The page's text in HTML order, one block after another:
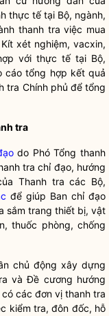
thực tế tại Bộ, ngành,
thanh tra việc mua
xét nghiệm, vacxin,
với thực tế tại Bộ,
cáo tổng hợp kết quả
tra Chính phủ để tổng
tra
do Phó Tổng thanh
trachỉ đạo, hướng
Thanh tra các Bộ,
để giúp Ban chỉ đạo
sắm trang thiết bị, vật
thuốc phòng, chống
chủ động xây dựng
và Đề cương hướng
các đơn vị thanh tra
kiểm tra, đôn đốc, hỗ